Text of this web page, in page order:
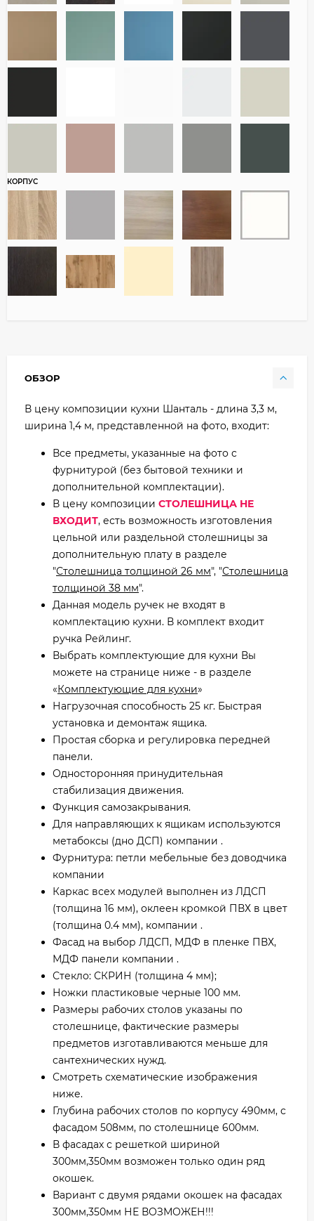
КОРПУС
ОБЗОР
В цену композиции кухни Шанталь - длина 3,3 м,
ширина 1,4 м, представленной на фото, входит:
Все предметы, указанные на фото с
фурнитурой (без бытовой техники и
дополнительной комплектации).
В цену композиции СТОЛЕШНИЦА НЕ
ВХОДИТ, есть возможность изготовления
цельной или раздельной столешницы за
дополнительную плату в разделе
"Столешница толщиной 26 мм", "Столешница
толщиной 38 мм".
Данная модель ручек не входят в
комплектацию кухни. В комплект входит
ручка Рейлинг.
Выбрать комплектующие для кухни Вы
можете на странице ниже - в разделе
«Комплектующие для кухни»
Нагрузочная способность 25 кг. Быстрая
установка и демонтаж ящика.
Простая сборка и регулировка передней
панели.
Односторонняя принудительная
стабилизация движения.
Функция самозакрывания.
Для направляющих к ящикам используются
метабоксы (дно ДСП) компании .
Фурнитура: петли мебельные без доводчика
компании
Каркас всех модулей выполнен из ЛДСП
(толщина 16 мм), оклеен кромкой ПВХ в цвет
(толщина 0.4 мм), компании .
Фасад на выбор ЛДСП, МДФ в пленке ПВХ,
МДФ панели компании .
Стекло: СКРИН (толщина 4 мм);
Ножки пластиковые черные 100 мм.
Размеры рабочих столов указаны по
столешнице, фактические размеры
предметов изготавливаются меньше для
сантехнических нужд.
Смотреть схематические изображения
ниже.
Глубина рабочих столов по корпусу 490мм, с
фасадом 508мм, по столешнице 600мм.
В фасадах с решеткой шириной
300мм,350мм возможен только один ряд
окошек.
Вариант с двумя рядами окошек на фасадах
300мм,350мм НЕ ВОЗМОЖЕН!!!